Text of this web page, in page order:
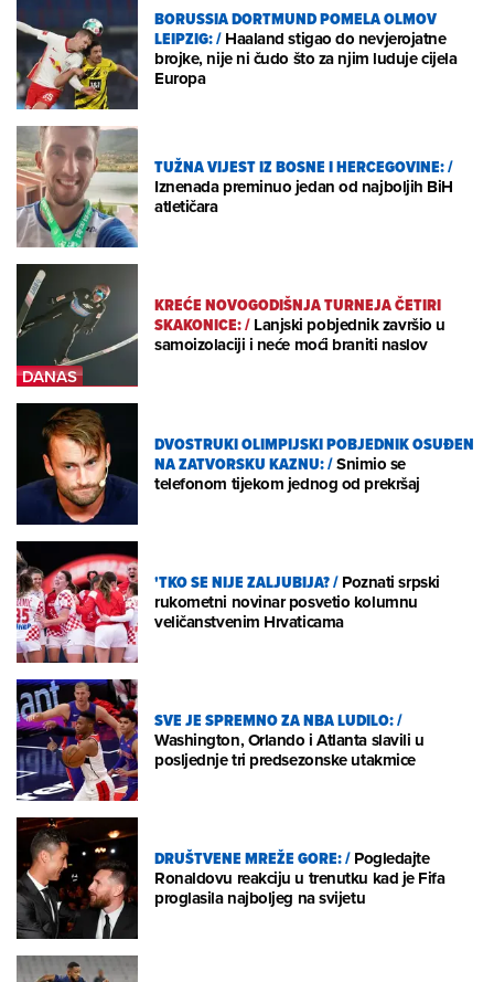
BORUSSIA DORTMUND POMELA OLMOV
LEIPZIG:/Haaland stigao do nevjerojatne
brojke, nije ni čudo što za njim luduje cijela
Europa
TUŽNA VIJEST IZ BOSNE I HERCEGOVINE:/
Iznenada preminuo jedan od najboljih BiH
atletičara
KREĆE NOVOGODIŠNJA TURNEJA ČETIRI
SKAKONICE:/Lanjski pobjednik završio u
samoizolaciji i neće moći braniti naslov
DVOSTRUKI OLIMPIJSKI POBJEDNIK OSUĐEN
NA ZATVORSKU KAZNU:/Snimio se
telefonom tijekom jednog od prekršaj
'TKO SE NIJE ZALJUBIJA?/Poznati srpski
rukometni novinar posvetio kolumnu
veličanstvenim Hrvaticama
SVE JE SPREMNO ZA NBA LUDILO:/
Washington, Orlando i Atlanta slavili u
posljednje tri predsezonske utakmice
DRUŠTVENE MREŽE GORE:/Pogledajte
Ronaldovu reakciju u trenutku kad je Fifa
proglasila najboljeg na svijetu